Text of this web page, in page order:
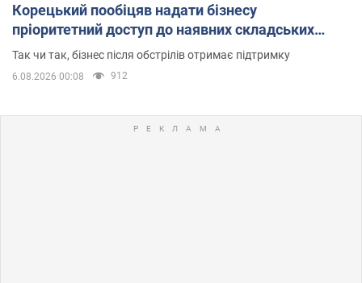
Корецький пообіцяв надати бізнесу
пріоритетний доступ до наявних складських
приміщень
Так чи так, бізнес після обстрілів отримає підтримку
6.08.2026 00:08 912